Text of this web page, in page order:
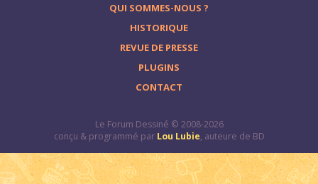
QUI SOMMES-NOUS ?
HISTORIQUE
REVUE DE PRESSE
PLUGINS
CONTACT
Le Forum Dessiné © 2008-2026
conçu & programmé par Lou Lubie, auteure de BD